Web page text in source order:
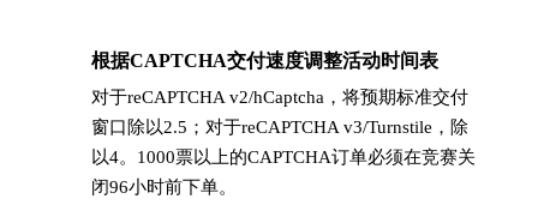
根据CAPTCHA交付速度调整活动时间表
对于reCAPTCHA v2/hCaptcha，将预期标准交付
窗口除以2.5；对于reCAPTCHA v3/Turnstile，除
以4。1000票以上的CAPTCHA订单必须在竞赛关
闭96小时前下单。